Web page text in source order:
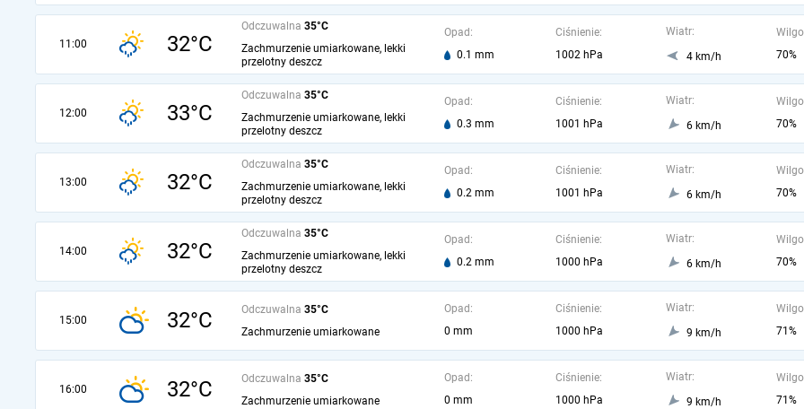
11:00 32°C
Odczuwalna 35°C
Zachmurzenie umiarkowane, lekki
przelotny deszcz
Opad:
0.1 mm
Ciśnienie:
1002 hPa
Wiatr:
4 km/h
70%
12:00 33°C
Odczuwalna 35°C
Zachmurzenie umiarkowane, lekki
przelotny deszcz
Opad:
0.3 mm
Ciśnienie:
1001 hPa
Wiatr:
6 km/h
70%
13:00 32°C
Odczuwalna 35°C
Zachmurzenie umiarkowane, lekki
przelotny deszcz
Opad:
0.2 mm
Ciśnienie:
1001 hPa
Wiatr:
6 km/h
70%
14:00 32°C
Odczuwalna 35°C
Zachmurzenie umiarkowane, lekki
przelotny deszcz
Opad:
0.2 mm
Ciśnienie:
1000 hPa
Wiatr:
6 km/h
70%
15:00 32°C Odczuwalna 35°C
Zachmurzenie umiarkowane
Opad:
0 mm
Ciśnienie:
1000 hPa
Wiatr:
9 km/h
71%
16:00 32°C Odczuwalna 35°C
Zachmurzenie umiarkowane
Opad:
0 mm
Ciśnienie:
1000 hPa
Wiatr:
9 km/h
71%